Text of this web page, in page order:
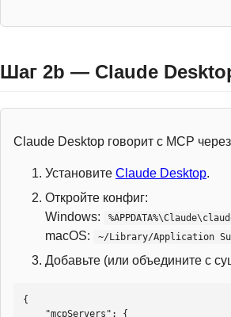
Шаг 2b — Claude
Claude Desktop говорит с MCP
Установите Claude Desktop.
Откройте конфиг:
Windows:
macOS: ~/Library/Application
Добавьте (или объедините с
{